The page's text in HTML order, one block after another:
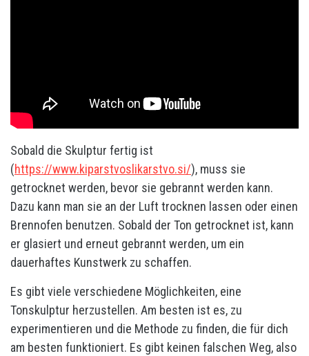
Sobald die Skulptur fertig ist
(https://www.kiparstvoslikarstvo.si/), muss sie
getrocknet werden, bevor sie gebrannt werden kann.
Dazu kann man sie an der Luft trocknen lassen oder einen
Brennofen benutzen. Sobald der Ton getrocknet ist, kann
er glasiert und erneut gebrannt werden, um ein
dauerhaftes Kunstwerk zu schaffen.
Es gibt viele verschiedene Möglichkeiten, eine
Tonskulptur herzustellen. Am besten ist es, zu
experimentieren und die Methode zu finden, die für dich
am besten funktioniert. Es gibt keinen falschen Weg, also